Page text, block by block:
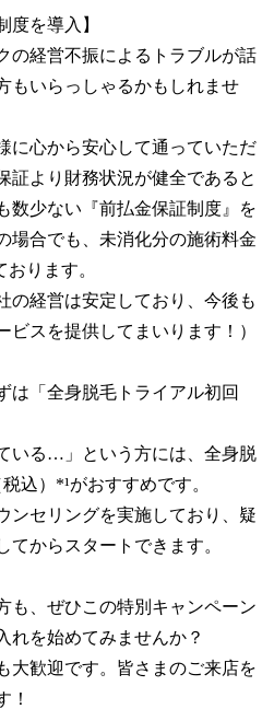
度を導入】
の経営不振によるトラブルが話
もいらっしゃるかもしれませ
に心から安心して通っていただ
証より財務状況が健全であると
数少ない『前払金保証制度』を
場合でも、未消化分の施術料金
ります。
の経営は安定しており、今後も
スを提供してまいります！）
は「全身脱毛トライアル初回
いる…」という方には、全身脱
込）*¹がおすすめです。
ンセリングを実施しており、疑
てからスタートできます。
も、ぜひこの特別キャンペーン
れを始めてみませんか？
大歓迎です。皆さまのご来店を
！